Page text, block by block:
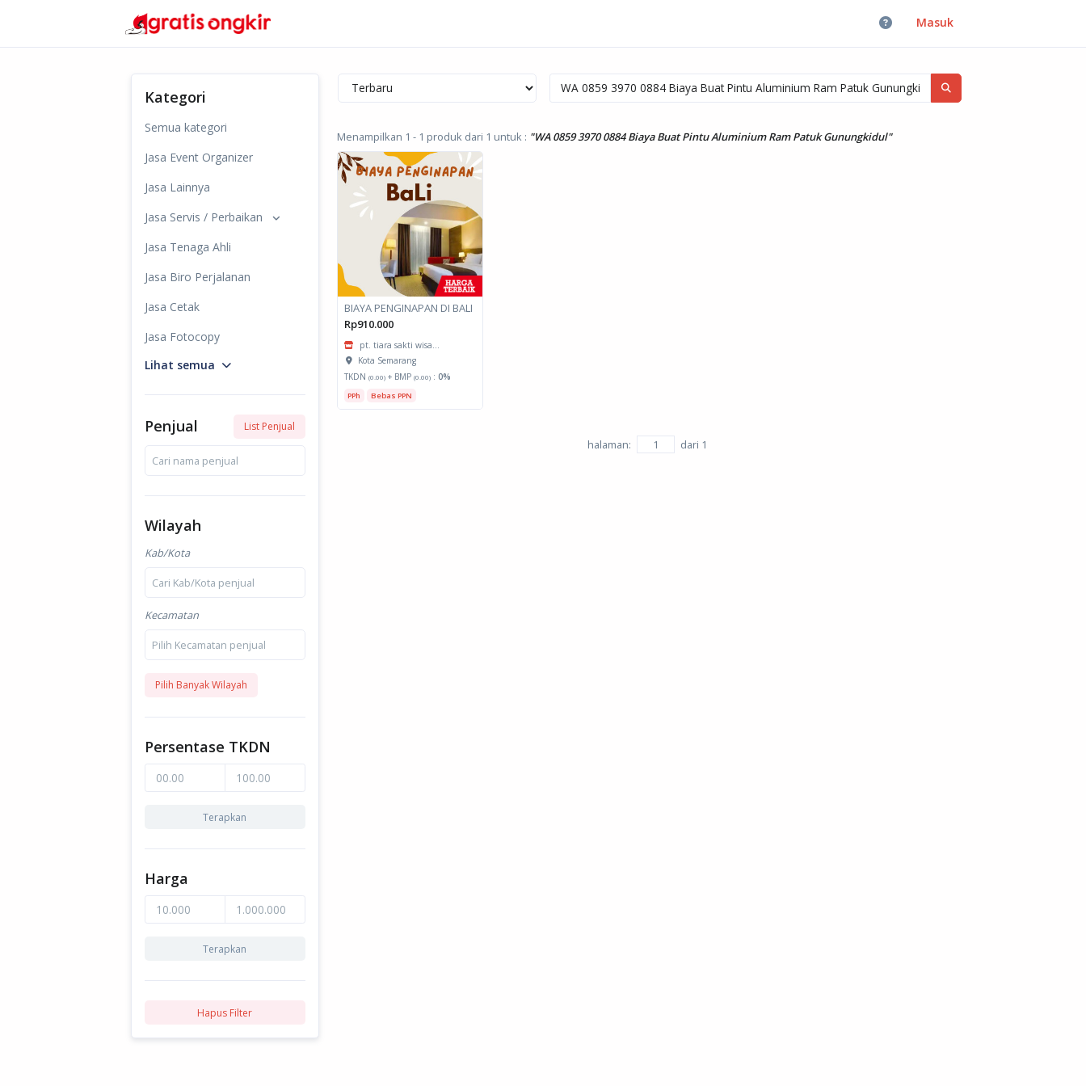
Masuk
Kategori
Semua kategori
Jasa Event Organizer
Jasa Lainnya
Jasa Servis / Perbaikan
Jasa Tenaga Ahli
Jasa Biro Perjalanan
Jasa Cetak
Jasa Fotocopy
Lihat semua
Penjual List Penjual
Cari nama penjual
Wilayah
Kab/Kota
Cari Kab/Kota penjual
Kecamatan
Pilih Kecamatan penjual
Pilih Banyak Wilayah
Persentase TKDN
Terapkan
Harga
Terapkan
Hapus Filter
Menampilkan 1 - 1 produk dari 1 untuk : "WA 0859 3970 0884 Biaya Buat Pintu Aluminium Ram Patuk Gunungkidul"
BIAYA PENGINAPAN DI BALI
Rp910.000
pt. tiara sakti wisa...
Kota Semarang
TKDN (0.00)+ BMP (0.00): 0%
PPh Bebas PPN
halaman: dari 1